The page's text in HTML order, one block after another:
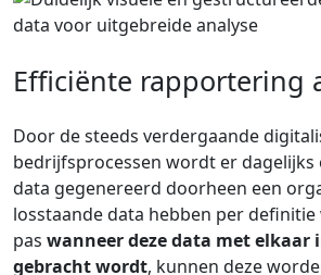
Efficiënte rapportering
Door de steeds verdergaande
bedrijfsprocessen wordt er dagelijks
data gegenereerd doorheen een
losstaande data hebben per
pas wanneer deze data met elkaar
gebracht wordt, kunnen deze